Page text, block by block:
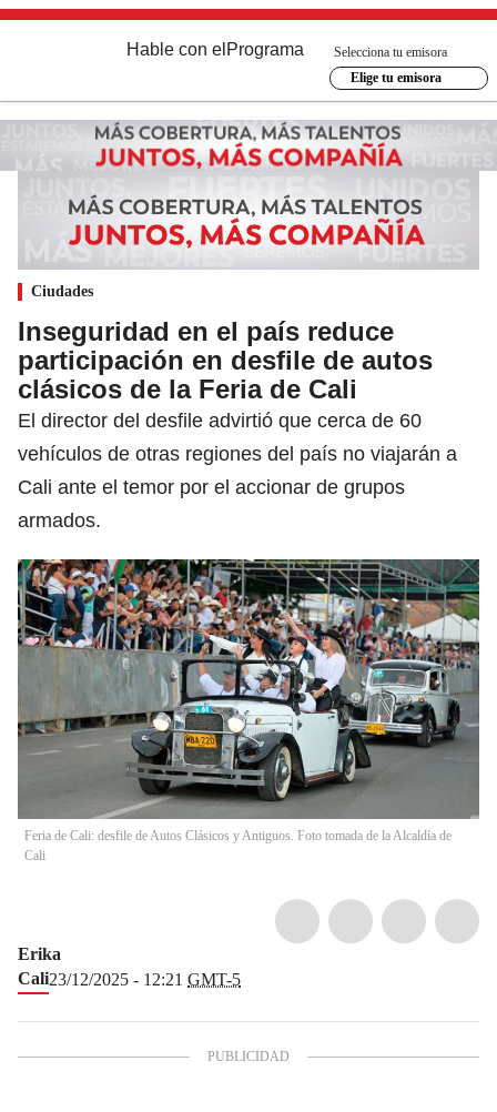
Hable con el Programa
Selecciona tu emisora
Elige tu emisora
Ciudades
Inseguridad en el país reduce
participación en desfile de autos
clásicos de la Feria de Cali
El director del desfile advirtió que cerca de 60
vehículos de otras regiones del país no viajarán a
Cali ante el temor por el accionar de grupos
armados.
Feria de Cali: desfile de Autos Clásicos y Antiguos. Foto tomada de la Alcaldía de
Cali
Erika
Cali23/12/2025 - 12:21 GMT-5